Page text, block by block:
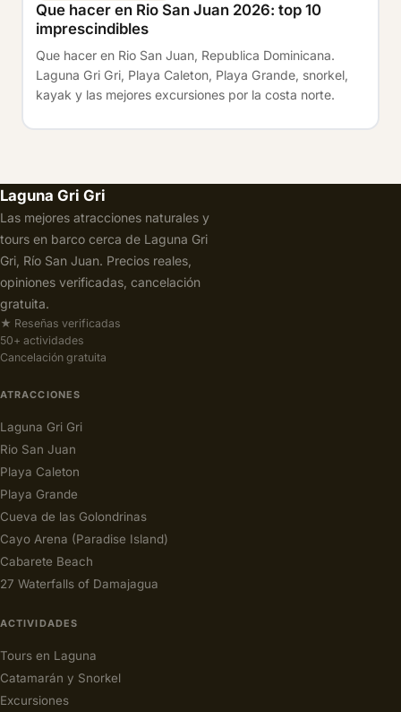
Que hacer en Rio San Juan 2026: top 10
imprescindibles
Que hacer en Rio San Juan, Republica Dominicana.
Laguna Gri Gri, Playa Caleton, Playa Grande, snorkel,
kayak y las mejores excursiones por la costa norte.
Laguna Gri Gri
Las mejores atracciones naturales y
tours en barco cerca de Laguna Gri
Gri, Río San Juan. Precios reales,
opiniones verificadas, cancelación
gratuita.
★ Reseñas verificadas
50+ actividades
Cancelación gratuita
ATRACCIONES
Laguna Gri Gri
Rio San Juan
Playa Caleton
Playa Grande
Cueva de las Golondrinas
Cayo Arena (Paradise Island)
Cabarete Beach
27 Waterfalls of Damajagua
ACTIVIDADES
Tours en Laguna
Catamarán y Snorkel
Excursiones